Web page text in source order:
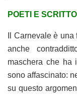
POETI E
Il Carnevale è
anche
maschera che ha
sono affascinato:
su questo